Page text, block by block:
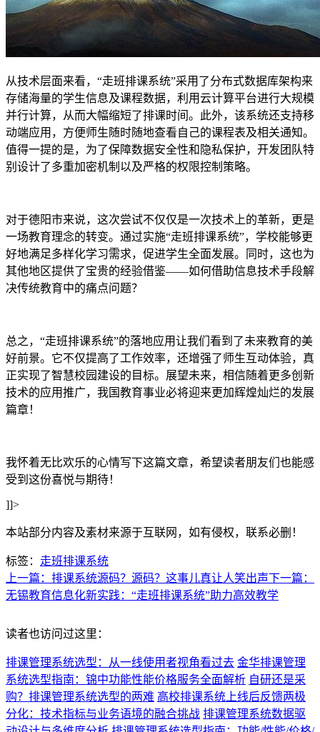
从技术层面来看，“走班排课系统”采用了分布式数据库架构来
存储海量的学生信息及课程数据，利用云计算平台进行大规模
并行计算，从而大幅缩短了排课时间。此外，该系统还支持移
动端应用，方便师生随时随地查看自己的课程表及相关通知。
值得一提的是，为了保障数据安全性和隐私保护，开发团队特
别设计了多重加密机制以及严格的权限控制策略。
对于德阳市来说，这次尝试不仅仅是一次技术上的革新，更是
一场教育理念的转变。通过实施“走班排课系统”，学校能够更
好地满足多样化学习需求，促进学生全面发展。同时，这也为
其他地区提供了宝贵的经验借鉴——如何借助信息技术手段解
决传统教育中的痛点问题？
总之，“走班排课系统”的落地应用让我们看到了未来教育的美
好前景。它不仅提高了工作效率，还增强了师生互动体验，真
正实现了智慧校园建设的目标。展望未来，相信随着更多创新
技术的应用推广，我国教育事业必将迎来更加辉煌灿烂的发展
篇章！
我怀着无比欢乐的心情写下这篇文章，希望读者朋友们也能感
受到这份喜悦与期待！
]]>
本站部分内容及素材来源于互联网，如有侵权，联系必删！
标签： 走班排课系统
上一篇：排课系统源码？源码？这事儿真让人笑出声下一篇：
无锡教育信息化新实践：“走班排课系统”助力高效教学
读者也访问过这里：
排课管理系统选型：从一线使用者视角看过去 金华排课管理
系统选型指南：锦中功能性能价格服务全面解析 自研还是采
购？排课管理系统选型的两难 高校排课系统上线后反馈两极
分化：技术指标与业务语境的融合挑战 排课管理系统数据驱